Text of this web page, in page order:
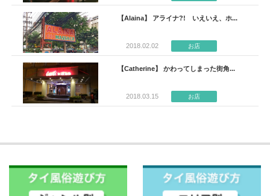
【Alaina】 アライナ?! いえいえ、ホ...
2018.02.02 お店
【Catherine】 かわってしまった街角...
2018.03.15 お店